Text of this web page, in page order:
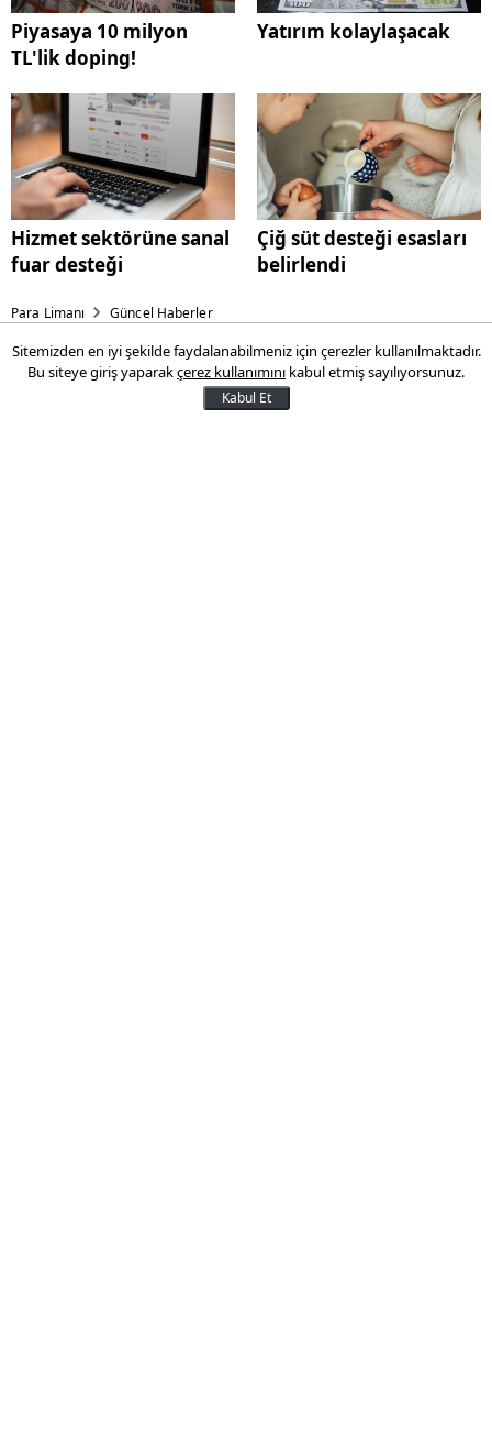
Piyasaya 10 milyon
TL'lik doping!
Yatırım kolaylaşacak
Hizmet sektörüne sanal
fuar desteği
Çiğ süt desteği esasları
belirlendi
Para Limanı Güncel Haberler
TCMB'den piyasaya 10 milyon
TL'lik doping!
Sitemizden en iyi şekilde faydalanabilmeniz için çerezler kullanılmaktadır.
Bu siteye giriş yaparakçerez kullanımını kabul etmiş sayılıyorsunuz.
Kabul Et